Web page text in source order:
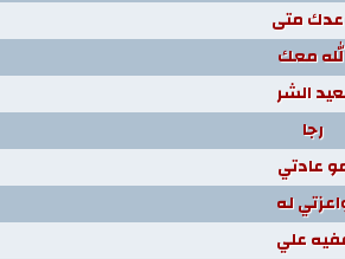
متى
معك
الشر
رجا
عادتي
له
علي